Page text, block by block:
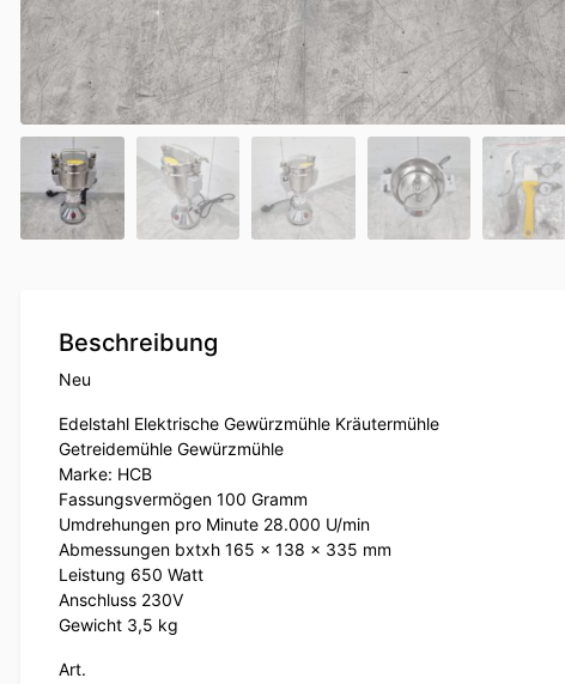
Beschreibung
Neu
Edelstahl Elektrische Gewürzmühle Kräutermühle
Getreidemühle Gewürzmühle
Marke: HCB
Fassungsvermögen 100 Gramm
Umdrehungen pro Minute 28.000 U/min
Abmessungen bxtxh 165 x 138 x 335 mm
Leistung 650 Watt
Anschluss 230V
Gewicht 3,5 kg
Art.